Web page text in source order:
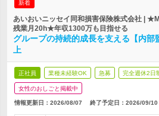
新着
あいおいニッセイ同和損害保険株式会社 |
残業月20h★年収1300万も目指せる
グループの持続的成長を支える【内
上
正社員 業種未経験OK 急募 完全週休2日
女性のおしごと掲載中
情報更新日：2026/08/07 終了予定日： 2026/09/10